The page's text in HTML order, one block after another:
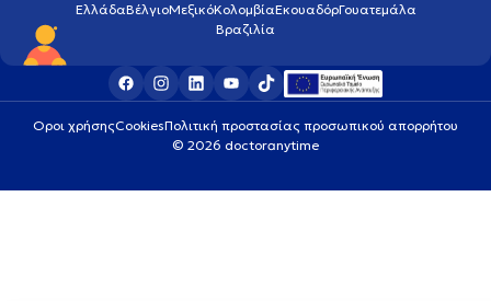
ΕλλάδαΒέλγιοΜεξικόΚολομβίαΕκουαδόρΓουατεμάλα
Βραζιλία
Οροι χρήσηςCookiesΠολιτική προστασίας προσωπικού απορρήτου
© 2026 doctoranytime